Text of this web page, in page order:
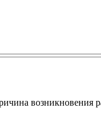
возникновения